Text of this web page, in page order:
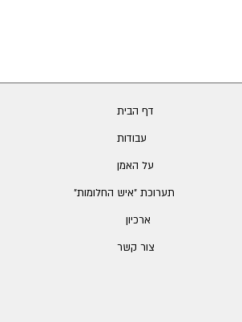
דף הבית
עבודות
על האמן
תערוכת ״איש החלומות״
ארכיון
צור קשר